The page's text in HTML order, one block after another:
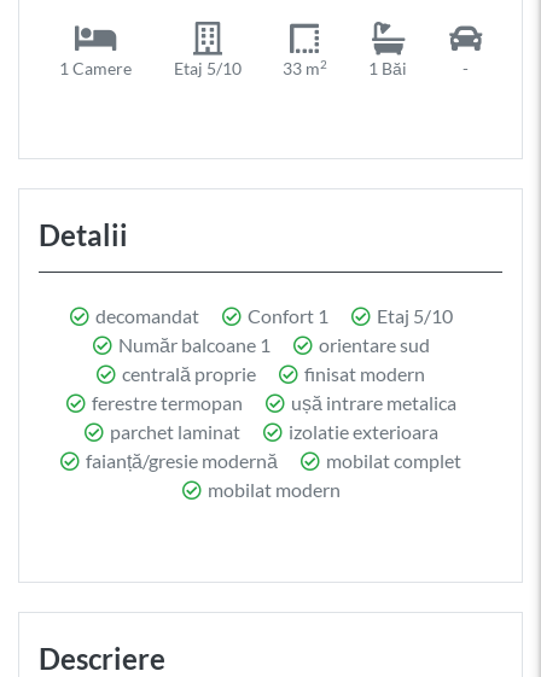
1 Camere Etaj 5/10 33 m2 1 Băi -
Detalii
decomandat Confort 1
Etaj 5/10
Număr balcoane 1
orientare sud
centrală proprie
finisat modern
ferestre termopan
ușă intrare metalica
parchet laminat
izolatie exterioara
faianță/gresie modernă
mobilat complet
mobilat modern
Descriere